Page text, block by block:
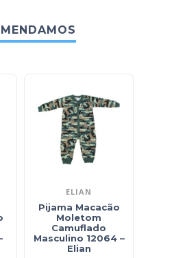
ELIAN
Pijama Macacão
Moletom
Camuflado
Masculino 12064 –
Elian